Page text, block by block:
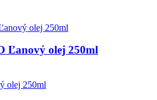
Ľanový olej 250ml